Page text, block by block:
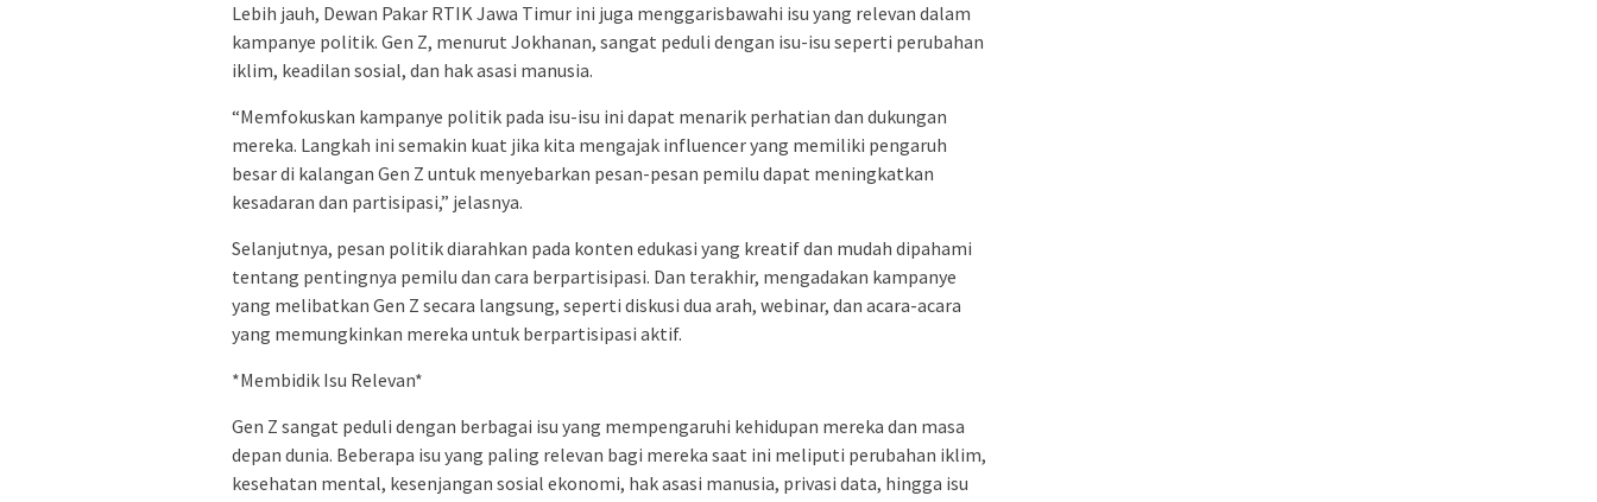
Lebih jauh, Dewan Pakar RTIK Jawa Timur ini juga menggarisbawahi isu yang relevan dalam
kampanye politik. Gen Z, menurut Jokhanan, sangat peduli dengan isu-isu seperti perubahan
iklim, keadilan sosial, dan hak asasi manusia.
“Memfokuskan kampanye politik pada isu-isu ini dapat menarik perhatian dan dukungan
mereka. Langkah ini semakin kuat jika kita mengajak influencer yang memiliki pengaruh
besar di kalangan Gen Z untuk menyebarkan pesan-pesan pemilu dapat meningkatkan
kesadaran dan partisipasi,” jelasnya.
Selanjutnya, pesan politik diarahkan pada konten edukasi yang kreatif dan mudah dipahami
tentang pentingnya pemilu dan cara berpartisipasi. Dan terakhir, mengadakan kampanye
yang melibatkan Gen Z secara langsung, seperti diskusi dua arah, webinar, dan acara-acara
yang memungkinkan mereka untuk berpartisipasi aktif.
*Membidik Isu Relevan*
Gen Z sangat peduli dengan berbagai isu yang mempengaruhi kehidupan mereka dan masa
depan dunia. Beberapa isu yang paling relevan bagi mereka saat ini meliputi perubahan iklim,
kesehatan mental, kesenjangan sosial ekonomi, hak asasi manusia, privasi data, hingga isu